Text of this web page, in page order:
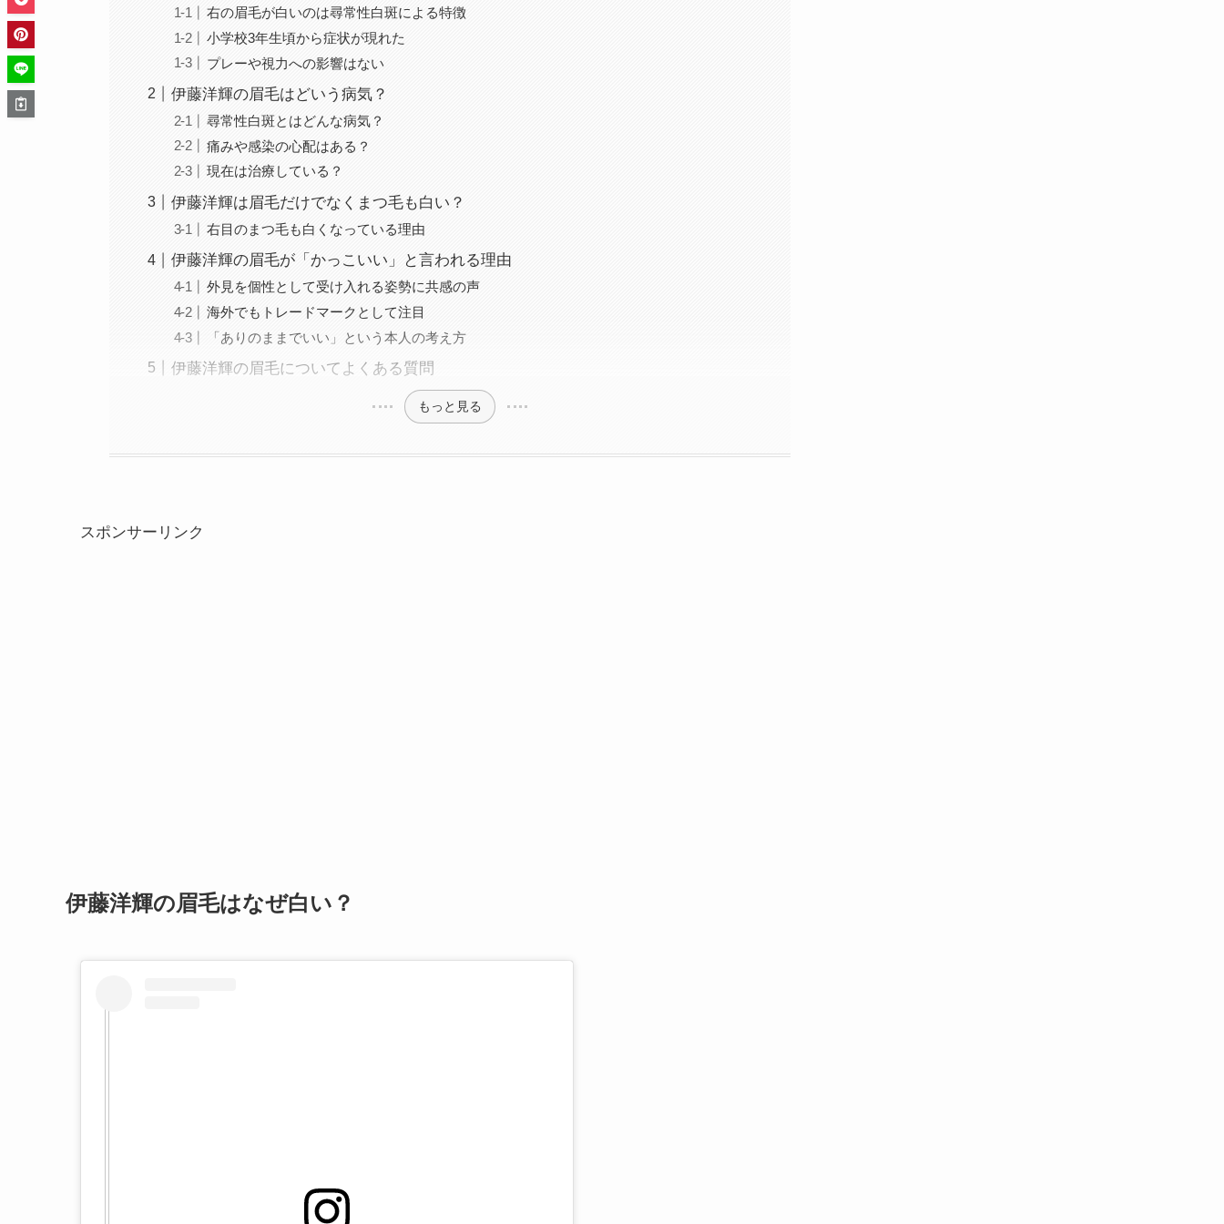
右の眉毛が白いのは尋常性白斑による特徴
小学校3年生頃から症状が現れた
プレーや視力への影響はない
伊藤洋輝の眉毛はどいう病気？
尋常性白斑とはどんな病気？
痛みや感染の心配はある？
現在は治療している？
伊藤洋輝は眉毛だけでなくまつ毛も白い？
右目のまつ毛も白くなっている理由
伊藤洋輝の眉毛が「かっこいい」と言われる理由
外見を個性として受け入れる姿勢に共感の声
海外でもトレードマークとして注目
「ありのままでいい」という本人の考え方
伊藤洋輝の眉毛についてよくある質問
もっと見る
スポンサーリンク
伊藤洋輝の眉毛はなぜ白い？